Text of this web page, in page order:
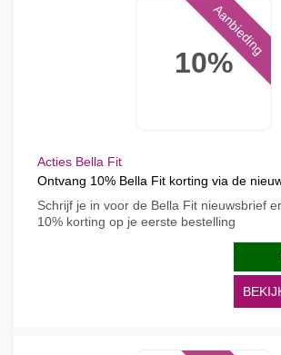
10%
Aanbieding
Acties Bella Fit
Ontvang 10% Bella Fit korting via de
Schrijf je in voor de Bella Fit nieuwsbrief
10% korting op je eerste bestelling